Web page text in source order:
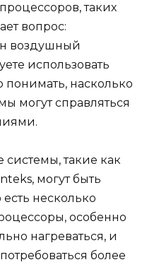
таких
вопрос:
воздушный
использовать
насколько
могут справляться
такие как
могут быть
несколько
особенно
нагреваться, и
более